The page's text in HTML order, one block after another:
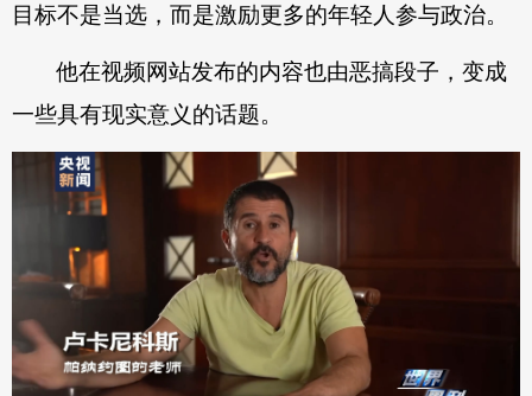
目标不是当选，而是激励更多的年轻人参与政治。
他在视频网站发布的内容也由恶搞段子，变成
一些具有现实意义的话题。